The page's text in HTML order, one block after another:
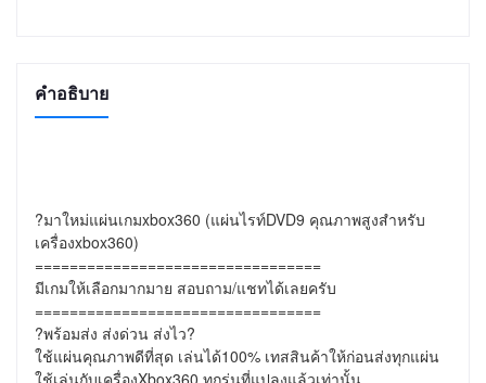
คำอธิบาย
?มาใหม่แผ่นเกมxbox360 (แผ่นไรท์DVD9 คุณภาพสูงสำหรับ
เครื่องxbox360)
=================================
มีเกมให้เลือกมากมาย สอบถาม/แชทได้เลยครับ
=================================
?พร้อมส่ง ส่งด่วน ส่งไว?
ใช้แผ่นคุณภาพดีที่สุด เล่นได้100% เทสสินค้าให้ก่อนส่งทุกแผ่น